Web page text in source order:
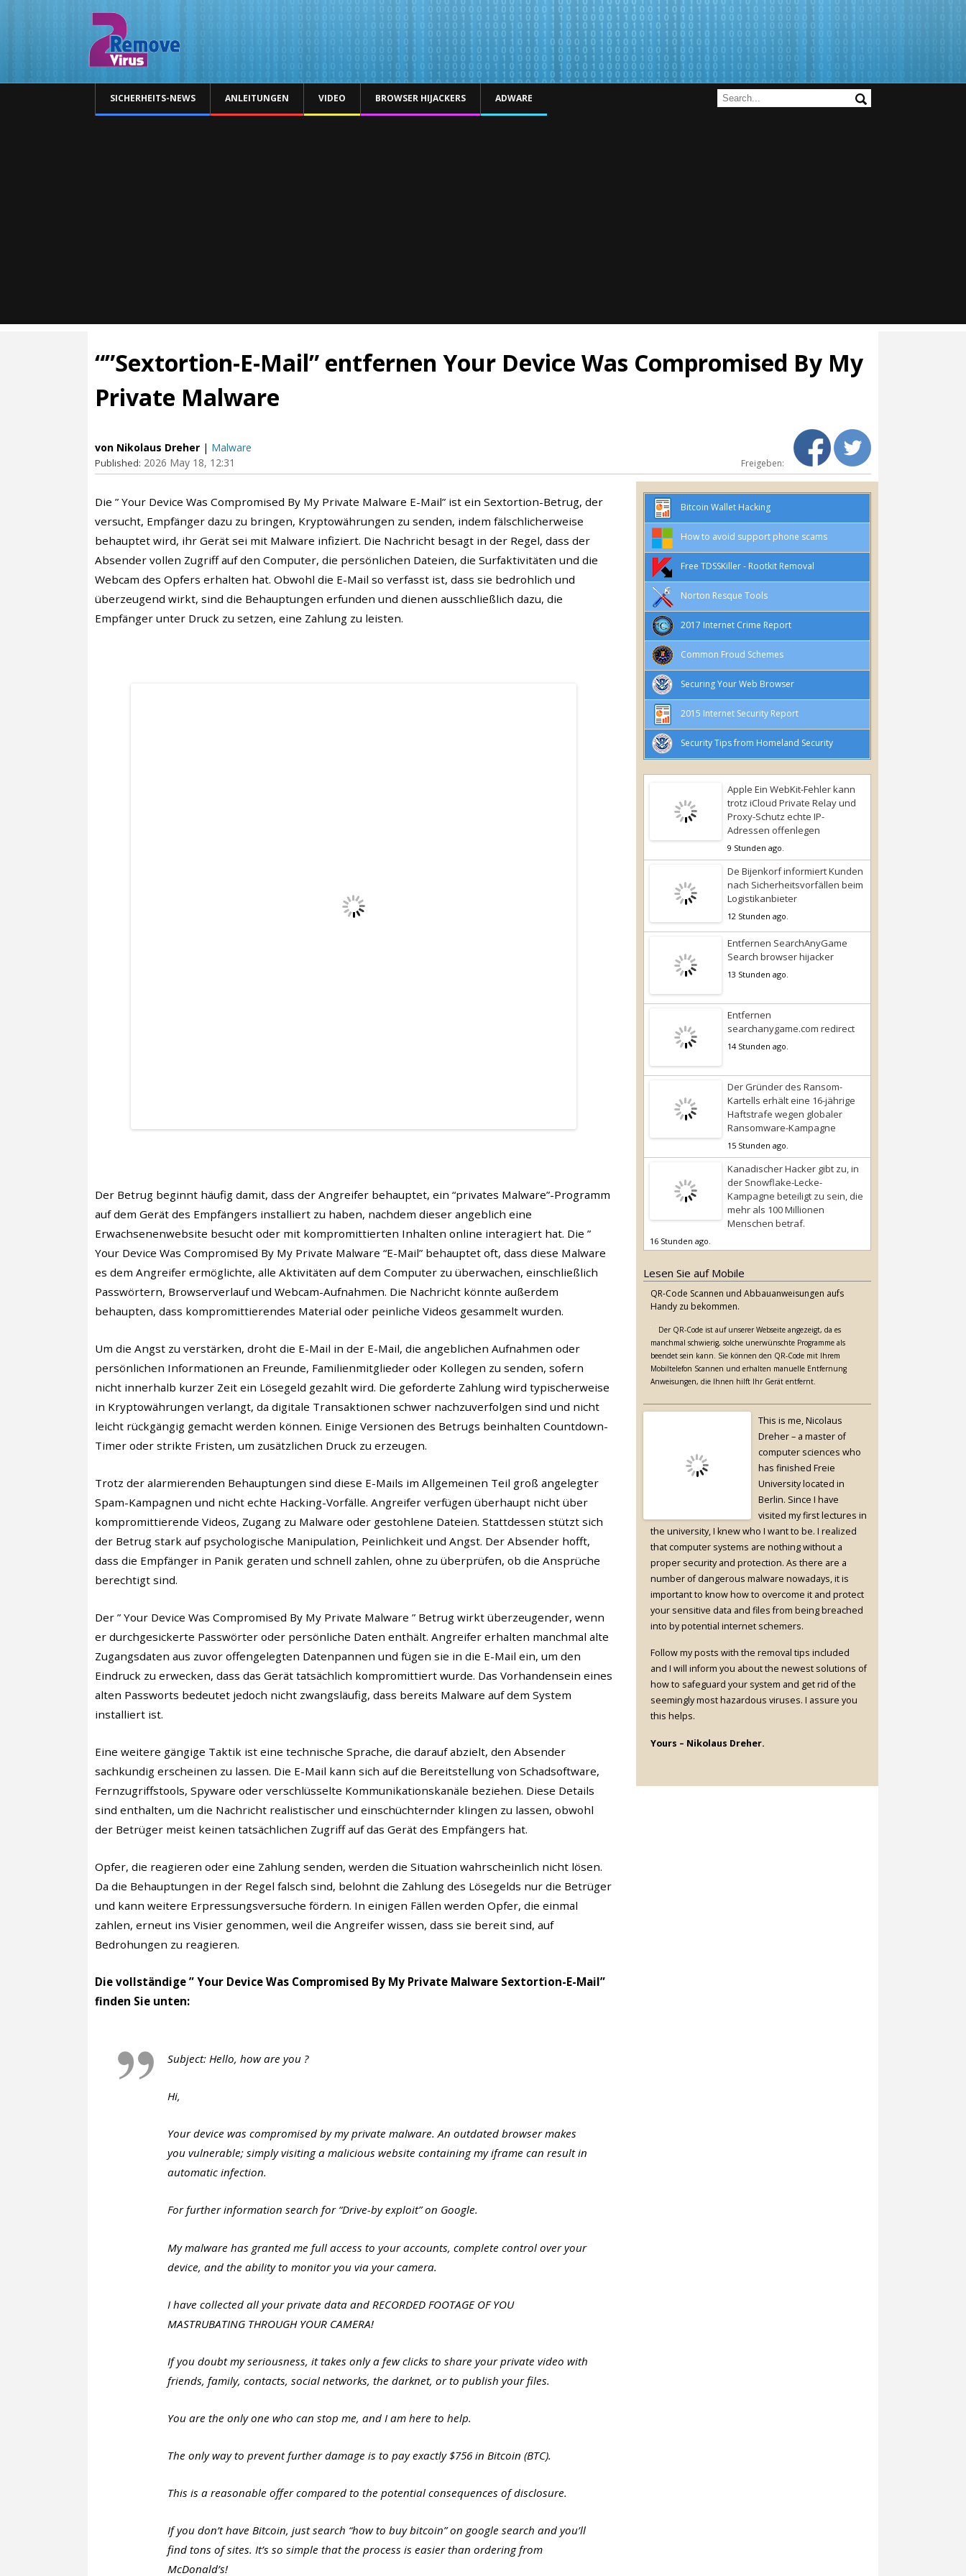
SICHERHEITS-NEWS ANLEITUNGEN VIDEO BROWSER HIJACKERS ADWARE
“”Sextortion-E-Mail” entfernen Your Device Was Compromised By My
Private Malware
von Nikolaus Dreher | Malware
Published: 2026 May 18, 12:31 Freigeben:
Die ” Your Device Was Compromised By My Private Malware E-Mail” ist ein Sextortion-Betrug, der
versucht, Empfänger dazu zu bringen, Kryptowährungen zu senden, indem fälschlicherweise
behauptet wird, ihr Gerät sei mit Malware infiziert. Die Nachricht besagt in der Regel, dass der
Absender vollen Zugriff auf den Computer, die persönlichen Dateien, die Surfaktivitäten und die
Webcam des Opfers erhalten hat. Obwohl die E-Mail so verfasst ist, dass sie bedrohlich und
überzeugend wirkt, sind die Behauptungen erfunden und dienen ausschließlich dazu, die
Empfänger unter Druck zu setzen, eine Zahlung zu leisten.
Der Betrug beginnt häufig damit, dass der Angreifer behauptet, ein “privates Malware”-Programm
auf dem Gerät des Empfängers installiert zu haben, nachdem dieser angeblich eine
Erwachsenenwebsite besucht oder mit kompromittierten Inhalten online interagiert hat. Die ”
Your Device Was Compromised By My Private Malware “E-Mail” behauptet oft, dass diese Malware
es dem Angreifer ermöglichte, alle Aktivitäten auf dem Computer zu überwachen, einschließlich
Passwörtern, Browserverlauf und Webcam-Aufnahmen. Die Nachricht könnte außerdem
behaupten, dass kompromittierendes Material oder peinliche Videos gesammelt wurden.
Um die Angst zu verstärken, droht die E-Mail in der E-Mail, die angeblichen Aufnahmen oder
persönlichen Informationen an Freunde, Familienmitglieder oder Kollegen zu senden, sofern
nicht innerhalb kurzer Zeit ein Lösegeld gezahlt wird. Die geforderte Zahlung wird typischerweise
in Kryptowährungen verlangt, da digitale Transaktionen schwer nachzuverfolgen sind und nicht
leicht rückgängig gemacht werden können. Einige Versionen des Betrugs beinhalten Countdown-
Timer oder strikte Fristen, um zusätzlichen Druck zu erzeugen.
Trotz der alarmierenden Behauptungen sind diese E-Mails im Allgemeinen Teil groß angelegter
Spam-Kampagnen und nicht echte Hacking-Vorfälle. Angreifer verfügen überhaupt nicht über
kompromittierende Videos, Zugang zu Malware oder gestohlene Dateien. Stattdessen stützt sich
der Betrug stark auf psychologische Manipulation, Peinlichkeit und Angst. Der Absender hofft,
dass die Empfänger in Panik geraten und schnell zahlen, ohne zu überprüfen, ob die Ansprüche
berechtigt sind.
Der ” Your Device Was Compromised By My Private Malware ” Betrug wirkt überzeugender, wenn
er durchgesickerte Passwörter oder persönliche Daten enthält. Angreifer erhalten manchmal alte
Zugangsdaten aus zuvor offengelegten Datenpannen und fügen sie in die E-Mail ein, um den
Eindruck zu erwecken, dass das Gerät tatsächlich kompromittiert wurde. Das Vorhandensein eines
alten Passworts bedeutet jedoch nicht zwangsläufig, dass bereits Malware auf dem System
installiert ist.
Eine weitere gängige Taktik ist eine technische Sprache, die darauf abzielt, den Absender
sachkundig erscheinen zu lassen. Die E-Mail kann sich auf die Bereitstellung von Schadsoftware,
Fernzugriffstools, Spyware oder verschlüsselte Kommunikationskanäle beziehen. Diese Details
sind enthalten, um die Nachricht realistischer und einschüchternder klingen zu lassen, obwohl
der Betrüger meist keinen tatsächlichen Zugriff auf das Gerät des Empfängers hat.
Opfer, die reagieren oder eine Zahlung senden, werden die Situation wahrscheinlich nicht lösen.
Da die Behauptungen in der Regel falsch sind, belohnt die Zahlung des Lösegelds nur die Betrüger
und kann weitere Erpressungsversuche fördern. In einigen Fällen werden Opfer, die einmal
zahlen, erneut ins Visier genommen, weil die Angreifer wissen, dass sie bereit sind, auf
Bedrohungen zu reagieren.
Die vollständige ” Your Device Was Compromised By My Private Malware Sextortion-E-Mail”
finden Sie unten:
Subject: Hello, how are you ?
Hi,
Your device was compromised by my private malware. An outdated browser makes
you vulnerable; simply visiting a malicious website containing my iframe can result in
automatic infection.
For further information search for “Drive-by exploit” on Google.
My malware has granted me full access to your accounts, complete control over your
device, and the ability to monitor you via your camera.
I have collected all your private data and RECORDED FOOTAGE OF YOU
MASTRUBATING THROUGH YOUR CAMERA!
If you doubt my seriousness, it takes only a few clicks to share your private video with
friends, family, contacts, social networks, the darknet, or to publish your files.
You are the only one who can stop me, and I am here to help.
The only way to prevent further damage is to pay exactly $756 in Bitcoin (BTC).
This is a reasonable offer compared to the potential consequences of disclosure.
If you don’t have Bitcoin, just search “how to buy bitcoin” on google search and you’ll
find tons of sites. It’s so simple that the process is easier than ordering from
McDonald’s!
Bitcoin Wallet Hacking
How to avoid support phone scams
Free TDSSKiller - Rootkit Removal
Norton Resque Tools
2017 Internet Crime Report
Common Froud Schemes
Securing Your Web Browser
2015 Internet Security Report
Security Tips from Homeland Security
Apple Ein WebKit-Fehler kann
trotz iCloud Private Relay und
Proxy-Schutz echte IP-
Adressen offenlegen
9 Stunden ago.
De Bijenkorf informiert Kunden
nach Sicherheitsvorfällen beim
Logistikanbieter
12 Stunden ago.
Entfernen SearchAnyGame
Search browser hijacker
13 Stunden ago.
Entfernen
searchanygame.com redirect
14 Stunden ago.
Der Gründer des Ransom-
Kartells erhält eine 16-jährige
Haftstrafe wegen globaler
Ransomware-Kampagne
15 Stunden ago.
Kanadischer Hacker gibt zu, in
der Snowflake-Lecke-
Kampagne beteiligt zu sein, die
mehr als 100 Millionen
Menschen betraf.
16 Stunden ago.
Lesen Sie auf Mobile
QR-Code Scannen und Abbauanweisungen aufs
Handy zu bekommen.
Der QR-Code ist auf unserer Webseite angezeigt, da es
manchmal schwierig, solche unerwünschte Programme als
beendet sein kann. Sie können den QR-Code mit Ihrem
Mobiltelefon Scannen und erhalten manuelle Entfernung
Anweisungen, die Ihnen hilft Ihr Gerät entfernt.
This is me, Nicolaus
Dreher – a master of
computer sciences who
has finished Freie
University located in
Berlin. Since I have
visited my first lectures in
the university, I knew who I want to be. I realized
that computer systems are nothing without a
proper security and protection. As there are a
number of dangerous malware nowadays, it is
important to know how to overcome it and protect
your sensitive data and files from being breached
into by potential internet schemers.
Follow my posts with the removal tips included
and I will inform you about the newest solutions of
how to safeguard your system and get rid of the
seemingly most hazardous viruses. I assure you
this helps.
Yours – Nikolaus Dreher.